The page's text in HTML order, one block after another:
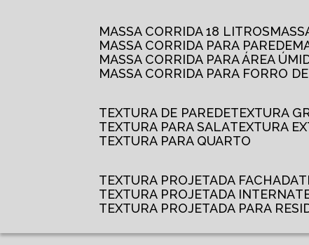
MASSA CORRIDA 18 LITROS
MASSA CORRIDA PARA PAREDE
MASSA CORRIDA PARA ÁREA
MASSA CORRIDA PARA FORRO
TEXTURA DE PAREDE
TEXTURA
TEXTURA PARA SALA
TEXTURA
TEXTURA PARA QUARTO
TEXTURA PROJETADA FACHADA
TEXTURA PROJETADA INTERNA
TEXTURA PROJETADA PARA